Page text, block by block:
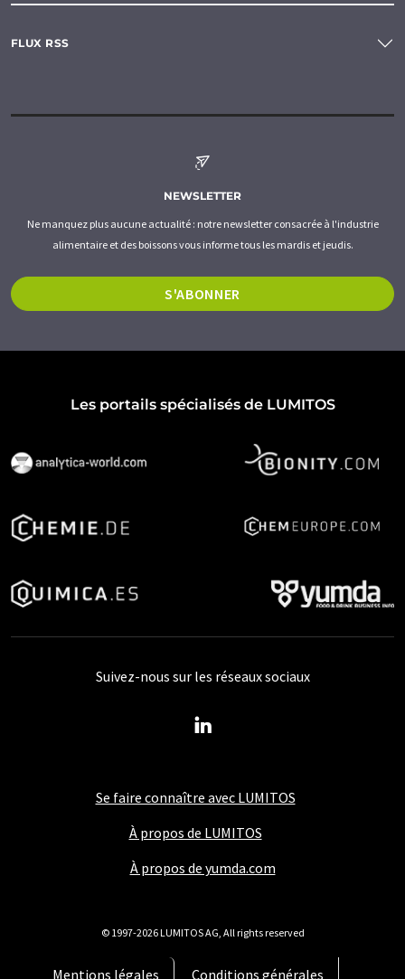
FLUX RSS
NEWSLETTER
Ne manquez plus aucune actualité : notre newsletter consacrée à l'industrie
alimentaire et des boissons vous informe tous les mardis et jeudis.
S'ABONNER
Les portails spécialisés de LUMITOS
Se faire connaître avec LUMITOS
À propos de LUMITOS
À propos de yumda.com
Mentions légales Conditions générales
Suivez-nous sur les réseaux sociaux
© 1997-2026 LUMITOS AG, All rights reserved